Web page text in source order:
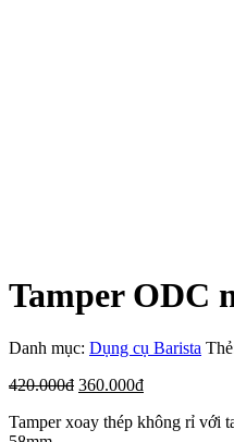
Tamper ODC
Danh mục: Dụng cụ Barista
420.000đ Giá
là:
360.000đGiá
tại
Tamper xoay thép không rỉ với